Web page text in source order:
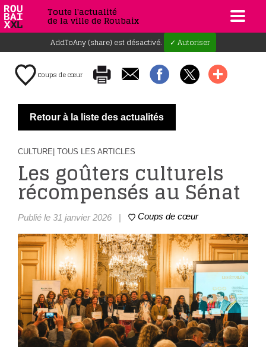
Toute l'actualité
de la ville de Roubaix
AddToAny (share) est désactivé. ✓ Autoriser
Coups de cœur
Retour à la liste des actualités
CULTURE | TOUS LES ARTICLES
Les goûters culturels
récompensés au Sénat
Publié le 31 janvier 2026 | Coups de cœur